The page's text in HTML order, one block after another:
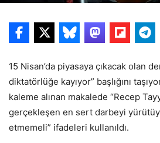
15 Nisan’da piyasaya çıkacak olan
diktatörlüğe kayıyor” başlığını
kaleme alınan makalede “Recep
gerçekleşen en sert darbeyi
etmemeli” ifadeleri kullanıldı.